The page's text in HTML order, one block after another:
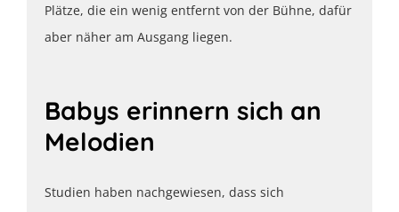
Plätze, die ein wenig entfernt von der Bühne, dafür
aber näher am Ausgang liegen.
Babys erinnern sich an
Melodien
Studien haben nachgewiesen, dass sich